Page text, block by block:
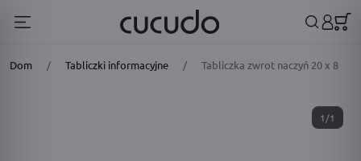
Dom / Tabliczki informacyjne / Tabliczka zwrot naczyń 20 x 8
1/1